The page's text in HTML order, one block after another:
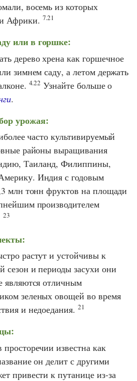
восемь из которых
Африки. 7.21
или в горшке:
дерево хрена как горшечное
зимнем саду, а летом держать
4.22 Узнайте больше о
.
урожая:
часто культивируемый
районы выращивания
Таиланд, Филиппины,
Индия с годовым
млн тонн фруктов на площади
производителем
23
растут и устойчивы к
сезон и периоды засухи они
являются отличным
зеленых овощей во время
и недоедания. 21
просторечии известна как
он делит с другими
привести к путанице из-за